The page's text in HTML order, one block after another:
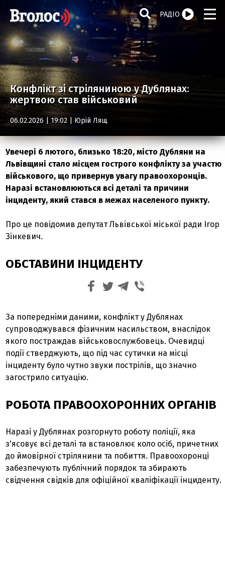
РАДІО
Конфлікт зі стріляниною у Дублянах:
жертвою став військовий
06.02.2026 | 19:02 | Юрій Лящ
Увечері 6 лютого, близько 18:20, місто Дубляни на
Львівщині стало місцем гострого конфлікту за участю
військового, що привернув увагу правоохоронців.
Наразі встановлюються всі деталі та причини
інциденту, який стався в межах населеного пункту.
Про це повідомив депутат Львівської міської ради Ігор
Зінкевич.
ОБСТАВИНИ ІНЦИДЕНТУ
За попередніми даними, конфлікт у Дублянах
супроводжувався фізичним насильством, внаслідок
якого постраждав військовослужбовець. Очевидці
події стверджують, що під час сутички на місці
інциденту було чутно звуки пострілів, що значно
загострило ситуацію.
РОБОТА ПРАВООХОРОННИХ ОРГАНІВ
Наразі у Дублянах розгорнуто роботу поліції, яка
з'ясовує всі деталі та встановлює коло осіб, причетних
до ймовірної стрілянини та побиття. Правоохоронці
забезпечують публічний порядок та збирають
свідчення свідків для офіційної кваліфікації інциденту.